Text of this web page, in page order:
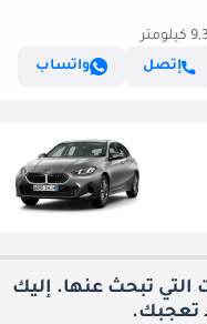
إتصل
واتساب
التي تبحث عنها. إليك
تعجبك.